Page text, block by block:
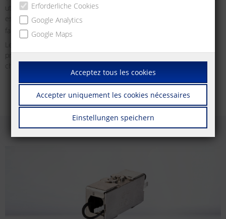
utilisés dans une grande variété d’applications, même dans des
espaces confinés. La classe E
facilement d’obtenir des liens jusqu’à 10 Gbit/s.
presque toutes les infrastructures du réseau et fait partie de
chaque boîte à outils comme équipement de base !
Erforderliche Cookies
Google Analytics
Google Maps
Acceptez tous les cookies
Accepter uniquement les cookies nécessaires
Einstellungen speichern